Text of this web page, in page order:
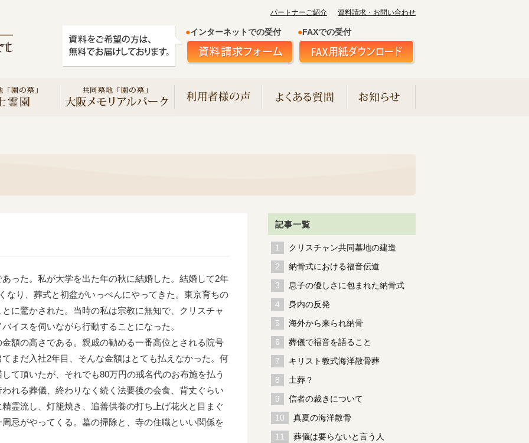
パートナーご紹介 資料請求・お問い合わせ
●インターネットでの受付 ●FAXでの受付
った。私が大学を出た年の秋に結婚した。結婚して2年
なり、葬式と初盆がいっぺんにやってきた。東京育ちの
に驚かされた。当時の私は宗教に無知で、クリスチャ
イスを伺いながら行動することになった。
額の高さである。親戚の勧める一番高位とされる院号
まだ入社2年目、そんな金額はとても払えなかった。何
て頂いたが、それでも80万円の戒名代のお布施を払う
れる葬儀、終わりなく続く法要後の会食、背丈ぐらい
霊流し、灯籠焼き、追善供養の打ち上げ花火と目まぐ
忌がやってくる。墓の掃除と、寺の住職といい関係を
記事一覧
クリスチャン共同墓地の建造
納骨式における福音伝道
息子の優しさに包まれた納骨式
身内の反発
海外から来られ納骨
葬儀で福音を語ること
キリスト教式海洋散骨葬
土葬？
信者の裁きについて
真夏の海洋散骨
葬儀は要らないと言う人